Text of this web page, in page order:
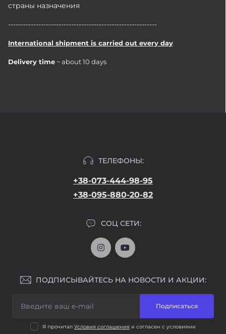
страны назначения
-----------------------------------------------------------
International shipment is carried out every day
Delivery time ~ about 10 days
ТЕЛЕФОНЫ:
+38-073-444-98-95
+38-095-880-20-82
СОЦ СЕТИ:
ПОДПИСЫВАЙТЕСЬ НА НОВОСТИ И АКЦИИ:
Подписаться
Я прочитал Условия соглашения и согласен с условиями